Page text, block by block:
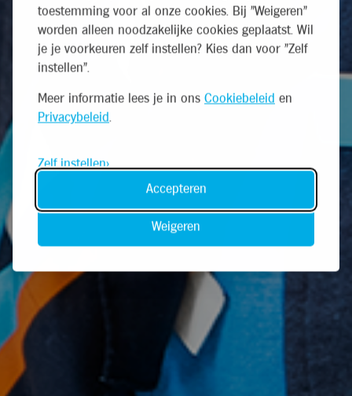
toestemming voor al onze cookies. Bij "Weigeren"
worden alleen noodzakelijke cookies geplaatst. Wil
je je voorkeuren zelf instellen? Kies dan voor "Zelf
instellen".
Meer informatie lees je in ons Cookiebeleid en
Privacybeleid.
Zelf instellen
Weigeren
Accepteren